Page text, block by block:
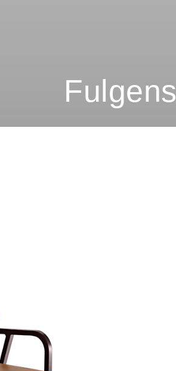
Fulgens